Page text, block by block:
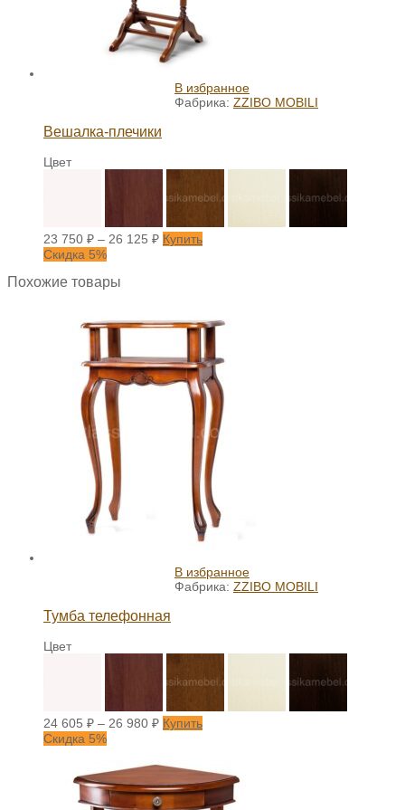
В избранное
Фабрика: ZZIBO MOBILI
Вешалка-плечики
Цвет
23 750 ₽ – 26 125 ₽ Купить
Скидка 5%
Похожие товары
В избранное
Фабрика: ZZIBO MOBILI
Тумба телефонная
Цвет
24 605 ₽ – 26 980 ₽ Купить
Скидка 5%